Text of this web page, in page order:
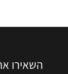
השאירו